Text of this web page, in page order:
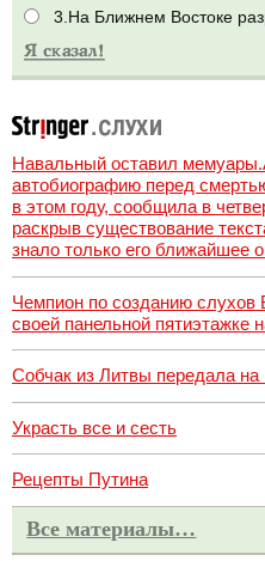
3.На Ближнем Востоке
Навальный оставил
автобиографию перед
в этом году, сообщила в
раскрыв существование
знало только его ближайшее
Чемпион по созданию слухов
своей панельной пятиэтажке
Собчак из Литвы передала
Украсть все и сесть
Рецепты Путина
Все материалы…